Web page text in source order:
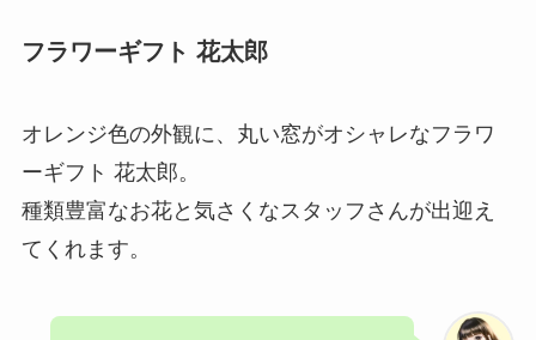
フラワーギフト 花太郎
オレンジ色の外観に、丸い窓がオシャレなフラワ
ーギフト 花太郎。
種類豊富なお花と気さくなスタッフさんが出迎え
てくれます。